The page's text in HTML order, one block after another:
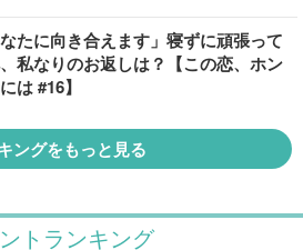
なたに向き合えます」寝ずに頑張って
私なりのお返しは？【この恋、ホン
は #16】
ングをもっと見る